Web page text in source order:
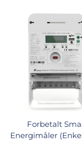
Forbetalt
Energimåler